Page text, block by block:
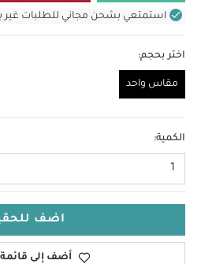
استمتعي بشحن مجاني للطلبات غير
اختر بحجم:
مقاس واحد
الكمية:
1
اضف
أضف إلى قائمة